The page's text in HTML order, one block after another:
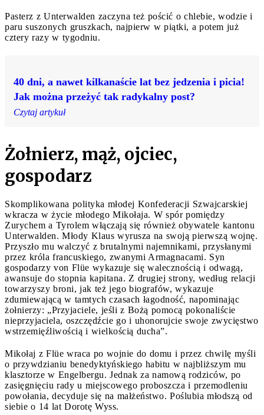
Pasterz z Unterwalden zaczyna też pościć o chlebie, wodzie i
paru suszonych gruszkach, najpierw w piątki, a potem już
cztery razy w tygodniu.
40 dni, a nawet kilkanaście lat bez jedzenia i picia!
Jak można przeżyć tak radykalny post?
Czytaj artykuł
Żołnierz, mąż, ojciec,
gospodarz
Skomplikowana polityka młodej Konfederacji Szwajcarskiej
wkracza w życie młodego Mikołaja. W spór pomiędzy
Zurychem a Tyrolem włączają się również obywatele kantonu
Unterwalden. Młody Klaus wyrusza na swoją pierwszą wojnę.
Przyszło mu walczyć z brutalnymi najemnikami, przysłanymi
przez króla francuskiego, zwanymi Armagnacami. Syn
gospodarzy von Flüe wykazuje się walecznością i odwagą,
awansuje do stopnia kapitana. Z drugiej strony, według relacji
towarzyszy broni, jak też jego biografów, wykazuje
zdumiewającą w tamtych czasach łagodność, napominając
żołnierzy: „Przyjaciele, jeśli z Bożą pomocą pokonaliście
nieprzyjaciela, oszczędźcie go i uhonorujcie swoje zwycięstwo
wstrzemięźliwością i wielkością ducha”.
Mikołaj z Flüe wraca po wojnie do domu i przez chwilę myśli
o przywdzianiu benedyktyńskiego habitu w najbliższym mu
klasztorze w Engelbergu. Jednak za namową rodziców, po
zasięgnięciu rady u miejscowego proboszcza i przemodleniu
powołania, decyduje się na małżeństwo. Poślubia młodszą od
siebie o 14 lat Dorotę Wyss.